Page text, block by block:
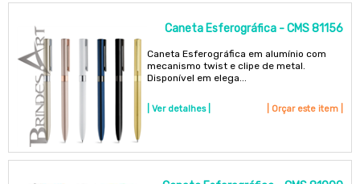
Caneta Esferográfica - CMS 81156
Caneta Esferográfica em alumínio com
mecanismo twist e clipe de metal.
Disponível em elega...
| Ver detalhes | | Orçar este item |